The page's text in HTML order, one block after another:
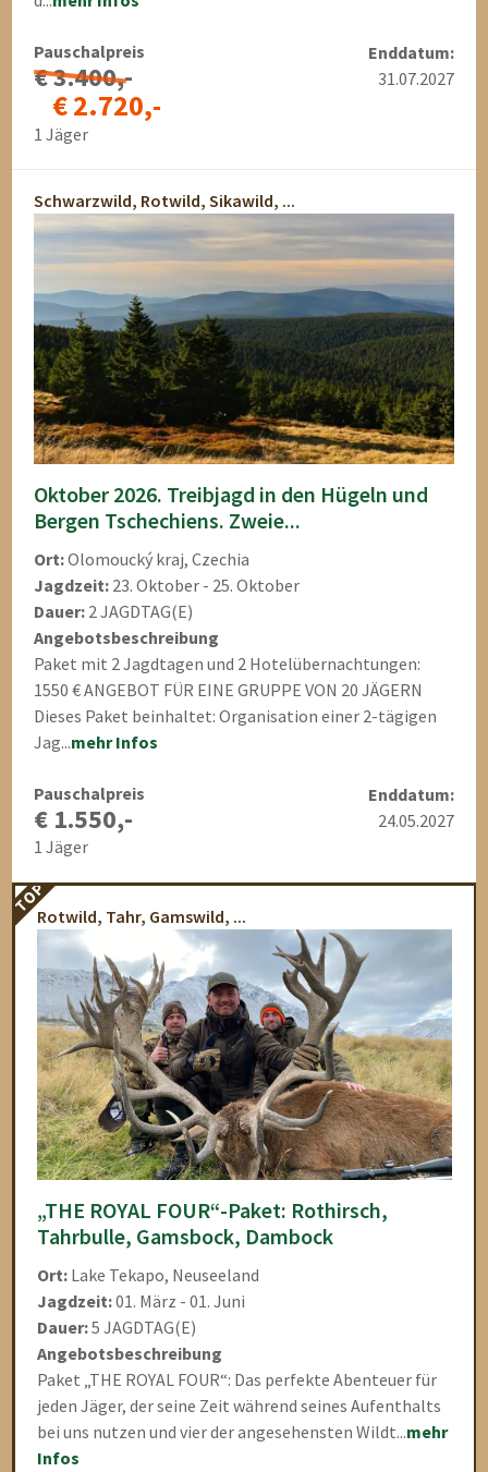
Pauschalpreis
€ 3.400,-
€ 2.720,-
1 Jäger
Enddatum:
31.07.2027
Schwarzwild, Rotwild, Sikawild, ...
Oktober 2026. Treibjagd in den Hügeln und
Bergen Tschechiens. Zweie...
Ort:Olomoucký kraj, Czechia
Jagdzeit: 23. Oktober - 25. Oktober
Dauer: 2 JAGDTAG(E)
Angebotsbeschreibung
Paket mit 2 Jagdtagen und 2 Hotelübernachtungen:
1550 € ANGEBOT FÜR EINE GRUPPE VON 20 JÄGERN
Dieses Paket beinhaltet: Organisation einer 2-tägigen
Jag...mehr Infos
Pauschalpreis
€ 1.550,-
1 Jäger
Enddatum:
24.05.2027
TOP
Rotwild, Tahr, Gamswild, ...
„THE ROYAL FOUR“-Paket: Rothirsch,
Tahrbulle, Gamsbock, Dambock
Ort: Lake Tekapo, Neuseeland
Jagdzeit:01. März - 01. Juni
Dauer:5 JAGDTAG(E)
Angebotsbeschreibung
Paket „THE ROYAL FOUR“: Das perfekte Abenteuer für
jeden Jäger, der seine Zeit während seines Aufenthalts
bei uns nutzen und vier der angesehensten Wildt...mehr
Infos